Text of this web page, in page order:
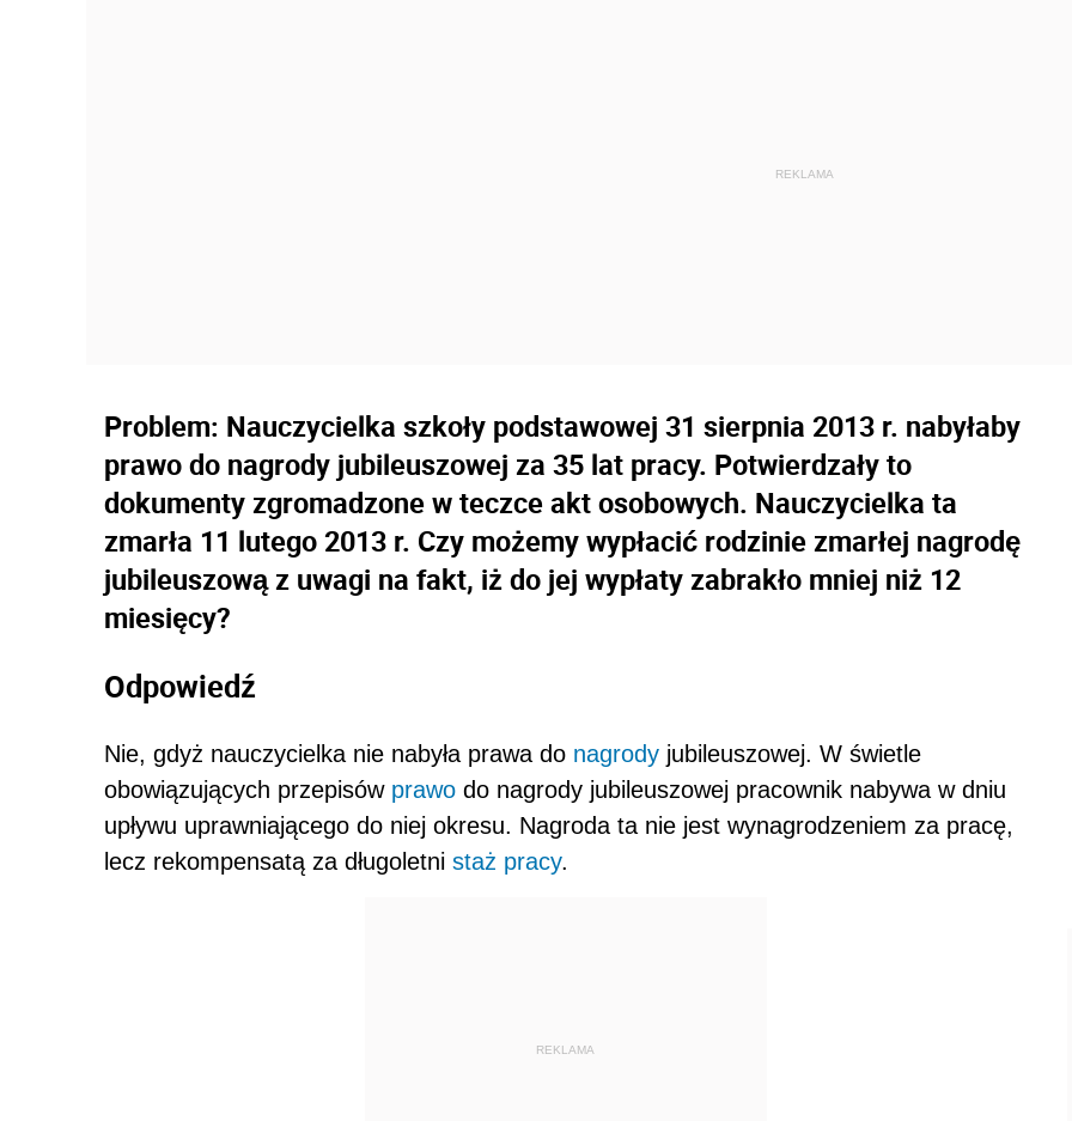
Problem: Nauczycielka szkoły podstawowej 31 sierpnia 2013 r. nabyłaby
prawo do nagrody jubileuszowej za 35 lat pracy. Potwierdzały to
dokumenty zgromadzone w teczce akt osobowych. Nauczycielka ta
zmarła 11 lutego 2013 r. Czy możemy wypłacić rodzinie zmarłej nagrodę
jubileuszową z uwagi na fakt, iż do jej wypłaty zabrakło mniej niż 12
miesięcy?
Odpowiedź
Nie, gdyż nauczycielka nie nabyła prawa do nagrody jubileuszowej. W świetle
obowiązujących przepisów prawo do nagrody jubileuszowej pracownik nabywa w dniu
upływu uprawniającego do niej okresu. Nagroda ta nie jest wynagrodzeniem za pracę,
lecz rekompensatą za długoletni staż pracy.
REKLAMA